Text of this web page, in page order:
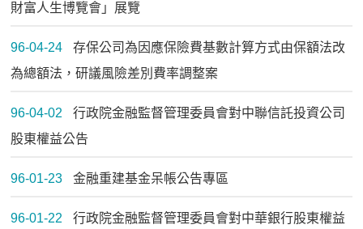
財富人生博覽會」展覽
96-04-24
存保公司為因應保險費基數計算方式由保額法改
為總額法，研議風險差別費率調整案
96-04-02
行政院金融監督管理委員會對中聯信託投資公司
股東權益公告
96-01-23 金融重建基金呆帳公告專區
96-01-22
行政院金融監督管理委員會對中華銀行股東權益